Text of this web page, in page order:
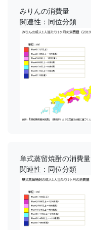
みりんの消費量
関連性：同位分類
単式蒸留焼酎の消費量
関連性：同位分類